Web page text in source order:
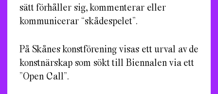
sätt förhåller sig, kommenterar eller
kommunicerar “skådespelet”.
På Skånes konstförening visas ett urval av de
konstnärskap som sökt till Biennalen via ett
”Open Call”.